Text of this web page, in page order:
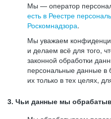
Мы — оператор
есть в Реестре
Роскомнадзора.
Мы уважаем
и делаем всё для того,
законной обработки
персональные данные в
их только в тех целях,
3. Чьи данные мы